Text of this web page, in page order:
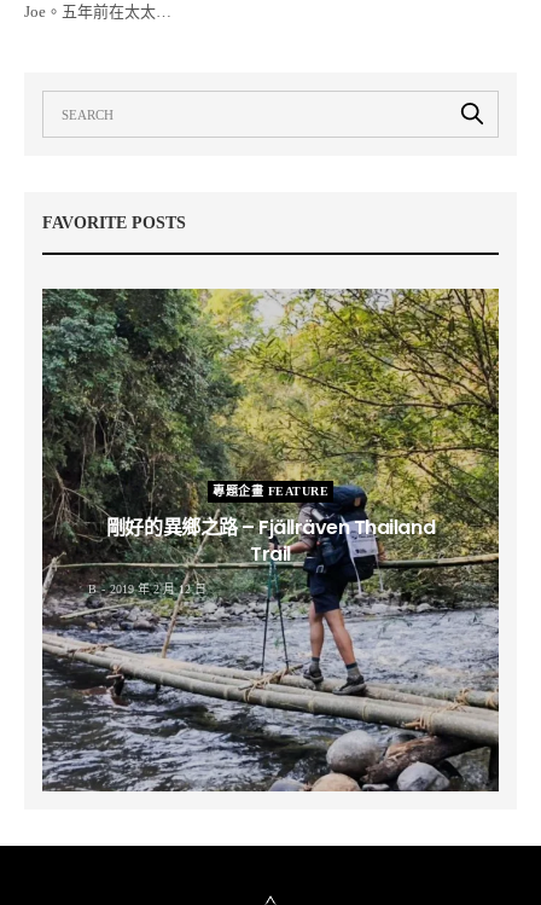
Joe。五年前在太太…
FAVORITE POSTS
專題企畫 FEATURE
剛好的異鄉之路 – Fjällräven Thailand
Trail
B 2019 年 2 月 12 日